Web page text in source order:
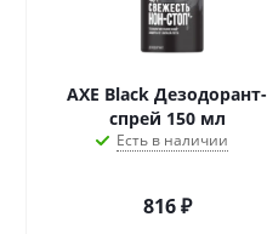
АХЕ Black Дезодорант-
спрей 150 мл
Есть в наличии
816₽